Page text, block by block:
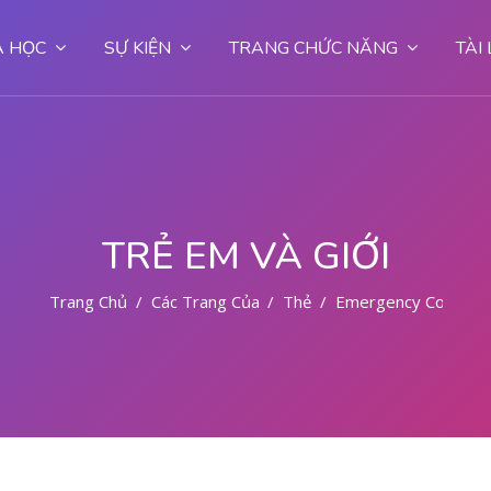
HỌC SỰ KIỆN TRANG CHỨC NĂNG TÀI
TRẺ EM VÀ GIỚI
Trang Chủ Các Trang Của Hệ Thống
Thẻ Emergency